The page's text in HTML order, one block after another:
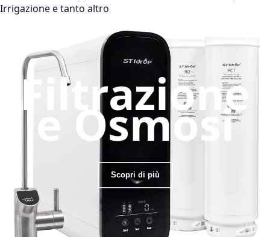
Irrigazione e tanto altro
Filtrazione
e Osmosi
Scopri di più